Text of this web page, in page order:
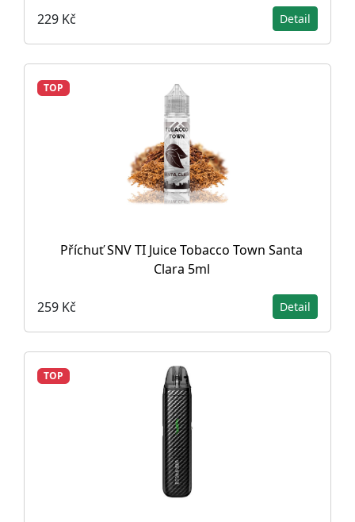
229 Kč Detail
TOP
Příchuť SNV TI Juice Tobacco Town Santa
Clara 5ml
259 Kč Detail
TOP